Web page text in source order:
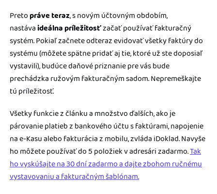
Pretopráve teraz, s novým účtovným obdobím,
nastávaideálna príležitosťzačať používať fakturačný
systém. Pokiaľ začnete odteraz evidovať všetky faktúry do
systému (môžete spätne pridať aj tie, ktoré už ste doposiaľ
vystavili), budúce daňové priznanie pre vás bude
prechádzka ružovým fakturačným sadom. Nepremeškajte
tú príležitosť.
Všetky funkcie z článku a množstvo ďalších, ako je
párovanie platieb z bankového účtu s faktúrami, napojenie
na e-Kasu alebo fakturácia z mobilu, zvláda iDoklad. Navyše
ho môžete používať do 5 položiek v adresári zadarmo.Tak
ho vyskúšajte na 30 dní zadarmo a dajte zbohom ručnému
vystavovaniu a fakturačným šablónam.